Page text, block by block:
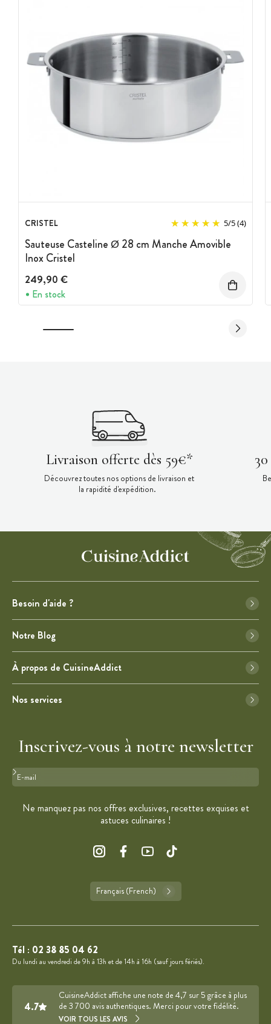
CRISTEL 5/5(4)
Sauteuse Casteline Ø 28 cm Manche Amovible
Inox Cristel
249,90 €
En stock
Livraison offerte dès 59€*
Découvrez toutes nos options de livraison et
la rapidité d'expédition.
Besoin d'aide ?
Notre Blog
À propos de CuisineAddict
Nos services
Inscrivez-vous à notre newsletter
Format : adresse@email.com
Ne manquez pas nos offres exclusives, recettes exquises et
astuces culinaires !
Français (French)
Tél : 02 38 85 04 62
Du lundi au vendredi de 9h à 13h et de 14h à 16h (sauf jours fériés).
4.7
CuisineAddict affiche une note de 4,7 sur 5 grâce à plus
de 3 700 avis authentiques. Merci pour votre fidélité.
VOIR TOUS LES AVIS